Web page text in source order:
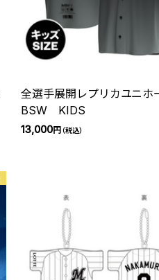
全選手展開レプリカユニ
BSW KIDS
13,000円（税込）